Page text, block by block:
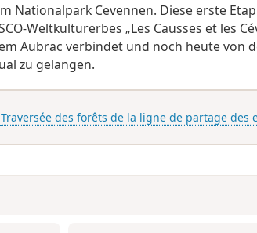
Nationalpark Cevennen. Diese erste
Weltkulturerbes „Les Causses et les
Aubrac verbindet und noch heute von
zu gelangen.
Traversée des forêts de la ligne de partage des